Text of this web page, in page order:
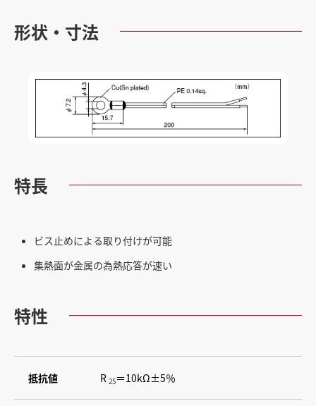
形状・寸法
特長
ビス止めによる取り付けが可能
集熱面が金属の為熱応答が速い
特性
抵抗値 R 25＝10kΩ±5％